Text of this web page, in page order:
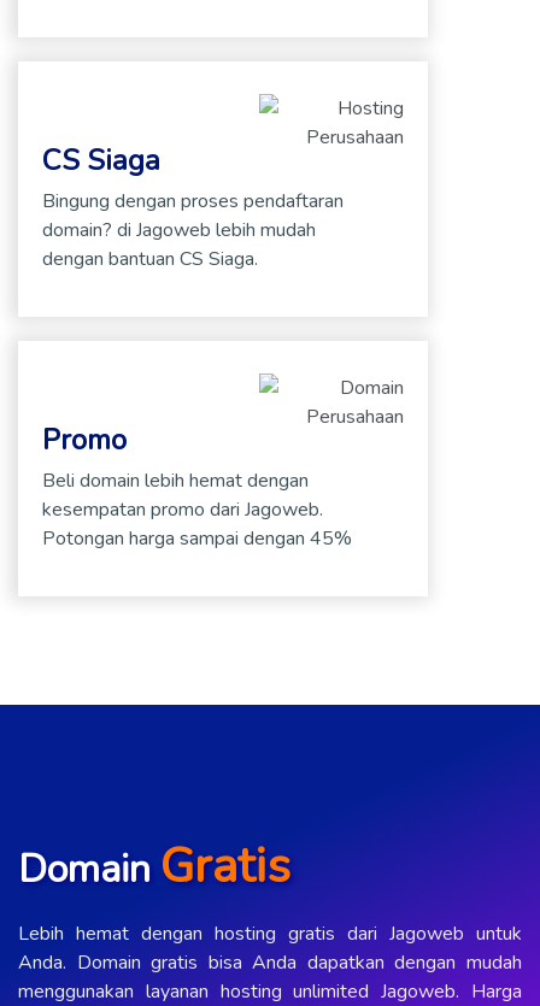
CS Siaga
Bingung dengan proses pendaftaran
domain? di Jagoweb lebih mudah
dengan bantuan CS Siaga.
Promo
Beli domain lebih hemat dengan
kesempatan promo dari Jagoweb.
Potongan harga sampai dengan 45%
Domain Gratis
Lebih hemat dengan hosting gratis dari Jagoweb untuk
Anda. Domain gratis bisa Anda dapatkan dengan mudah
menggunakan layanan hosting unlimited Jagoweb. Harga